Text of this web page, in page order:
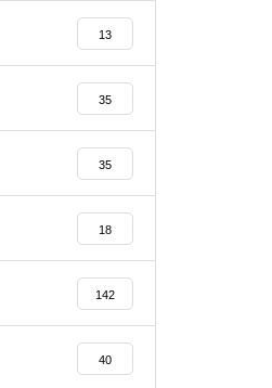
13
35
35
18
142
40